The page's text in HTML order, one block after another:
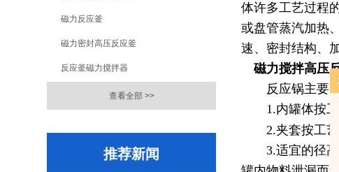
磁力反应釜
磁力密封高压反应釜
反应釜磁力搅拌器
查看全部 >>
推荐新闻
体许多工艺过程
或盘管蒸汽加热
速、密封结构、
磁力搅拌高压
反应锅主要由
1.内罐体按
2.夹套按工
3.适宜的径